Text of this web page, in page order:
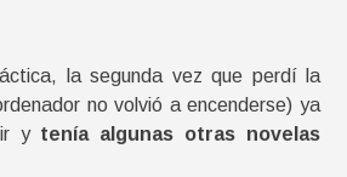
la segunda vez que perdí la
no volvió a encenderse) ya
y tenía algunas otras novelas